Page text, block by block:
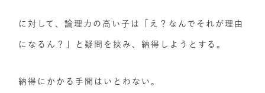
に対して、論理力の高い子は「え？なんでそれが理由
になるん？」と疑問を挟み、納得しようとする。
納得にかかる手間はいとわない。